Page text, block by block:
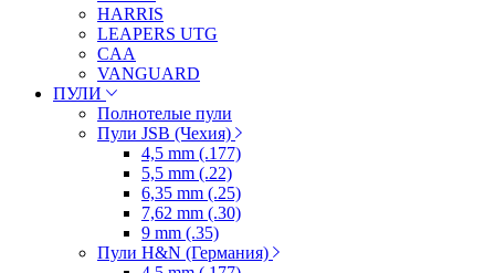
HARRIS
LEAPERS UTG
CAA
VANGUARD
ПУЛИ
Полнотелые пули
Пули JSB (Чехия)
4,5 mm (.177)
5,5 mm (.22)
6,35 mm (.25)
7,62 mm (.30)
9 mm (.35)
Пули H&N (Германия)